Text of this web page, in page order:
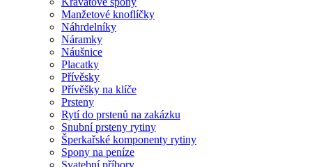
Manžetové knoflíčky
Náhrdelníky
Náramky
Náušnice
Placatky
Přívěsky
Přívěšky na klíče
Prsteny
Rytí do prstenů na zakázku
Snubní prsteny rytiny
Šperkařské komponenty rytiny
Spony na peníze
Svatební příbory